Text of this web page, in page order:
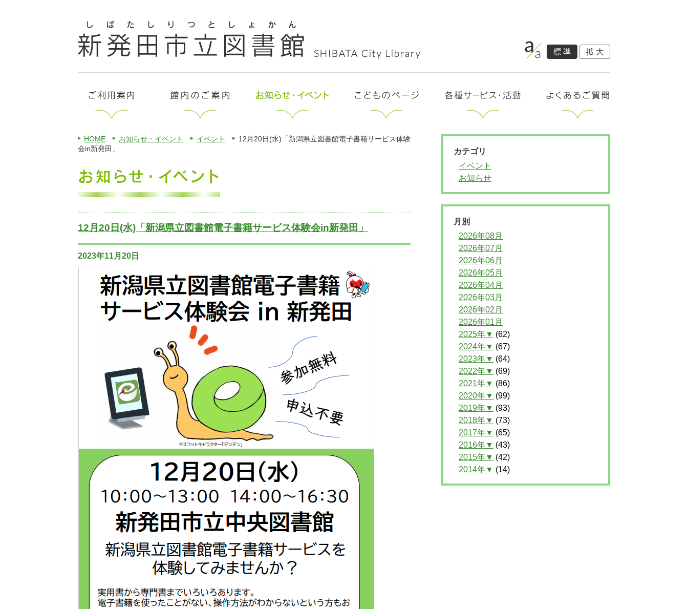
HOME お知らせ・イベント イベント
12月20日(水)「新潟県立図書館電子書籍サービス体験
会in新発田」
12月20日(水)「新潟県立図書館電子書籍サービス体験会in新発田」
2023年11月20日
カテゴリ
イベント
お知らせ
月別
2026年08月
2026年07月
2026年06月
2026年05月
2026年04月
2026年03月
2026年02月
2026年01月
2025年▼ (62)
2024年▼ (67)
2023年▼ (64)
2022年▼ (69)
2021年▼ (86)
2020年▼ (99)
2019年▼ (93)
2018年▼ (73)
2017年▼ (65)
2016年▼ (43)
2015年▼ (42)
2014年▼ (14)